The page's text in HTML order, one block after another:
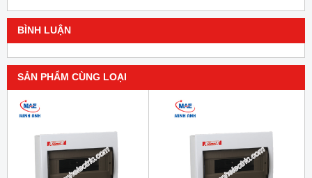
BÌNH LUẬN
SẢN PHẨM CÙNG LOẠI